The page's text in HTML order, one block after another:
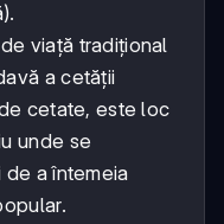
viață tradițional
a cetății
cetate, este loc
unde se
a întemeia